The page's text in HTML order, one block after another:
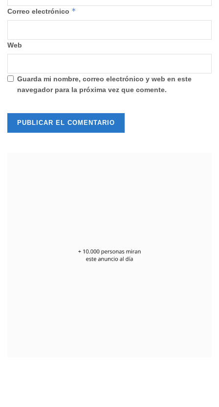
Correo electrónico *
Web
Guarda mi nombre, correo electrónico y web en este
navegador para la próxima vez que comente.